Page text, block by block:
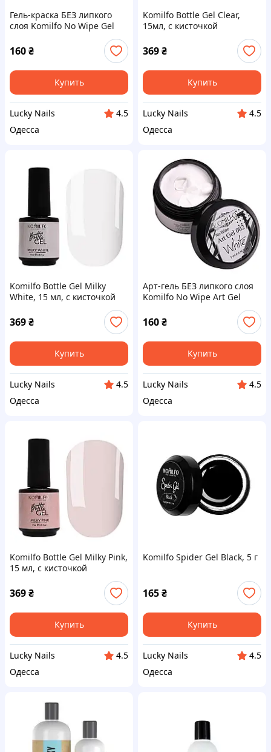
Гель-краска БЕЗ липкого
слоя Komilfo No Wipe Gel
Paint Black 001 (черная), 5
мл
160₴
Купить
Lucky Nails
4.5
Одесса
Komilfo Bottle Gel Clear,
15мл, с кисточкой
369₴
Купить
Lucky Nails
4.5
Одесса
Komilfo Bottle Gel Milky
White, 15 мл, с кисточкой
369₴
Купить
Lucky Nails
4.5
Одесса
Арт-гель БЕЗ липкого слоя
Komilfo No Wipe Art Gel
160₴
Купить
Lucky Nails
4.5
Одесса
Komilfo Bottle Gel Milky Pink,
15 мл, с кисточкой
369₴
Купить
Lucky Nails
4.5
Одесса
Komilfo Spider Gel Black, 5 г
165₴
Купить
Lucky Nails
4.5
Одесса